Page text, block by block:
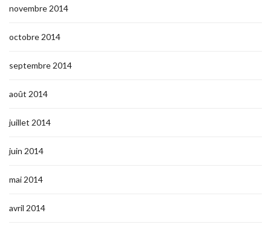
novembre 2014
octobre 2014
septembre 2014
août 2014
juillet 2014
juin 2014
mai 2014
avril 2014